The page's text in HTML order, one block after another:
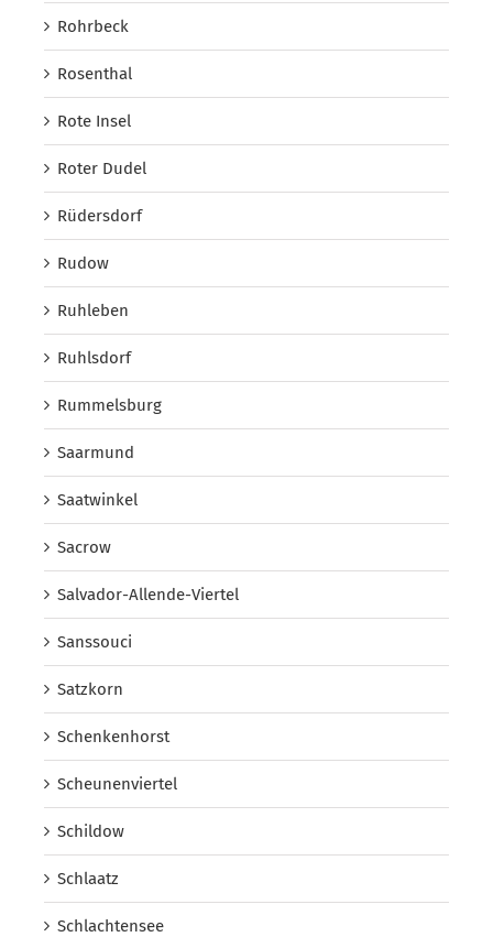
Rohrbeck
Rosenthal
Rote Insel
Roter Dudel
Rüdersdorf
Rudow
Ruhleben
Ruhlsdorf
Rummelsburg
Saarmund
Saatwinkel
Sacrow
Salvador-Allende-Viertel
Sanssouci
Satzkorn
Schenkenhorst
Scheunenviertel
Schildow
Schlaatz
Schlachtensee